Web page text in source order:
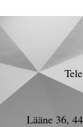
Lääne 36,